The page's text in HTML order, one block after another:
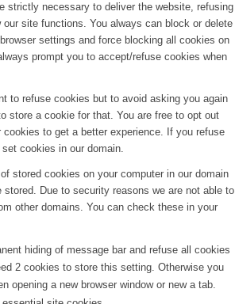
strictly necessary to deliver the website, refusing
site functions. You always can block or delete
settings and force blocking all cookies on
prompt you to accept/refuse cookies when
to refuse cookies but to avoid asking you again
store a cookie for that. You are free to opt out
to get a better experience. If you refuse
cookies in our domain.
stored cookies on your computer in our domain
Due to security reasons we are not able to
other domains. You can check these in your
hiding of message bar and refuse all cookies
2 cookies to store this setting. Otherwise you
opening a new browser window or new a tab.